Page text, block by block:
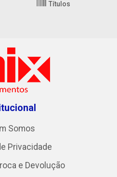
Títulos
Somos
Privacidade
e Devolução